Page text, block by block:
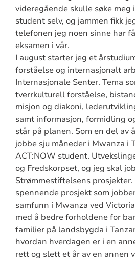
videregående skulle søke meg
student selv, og jammen fikk
telefonen jeg noen sinne har
eksamen i vår.
I august starter jeg et
forståelse og internasjonalt
Internasjonale Senter. Tema
tverrkulturell forståelse,
misjon og diakoni,
samt informasjon, formidling
står på planen. Som en del av
jobbe sju måneder i Mwanza i
ACT:NOW student.
og Fredskorpset, og jeg skal
Strømmestiftelsens prosjekter.
spennende prosjekt som
samfunn i Mwanza ved
med å bedre forholdene for
familier på landsbygda i
hvordan hverdagen er i en
rett og slett et år av en annen